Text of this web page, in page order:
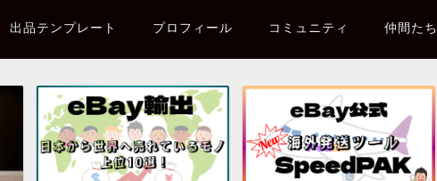
出品テンプレート プロフィール コミュニティ 仲間たち